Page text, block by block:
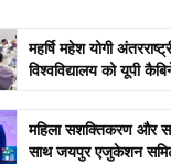
महर्षि महेश योगी
विश्वविद्यालय को यूपी
महिला सशक्तिकरण और
साथ जयपुर एजुकेशन